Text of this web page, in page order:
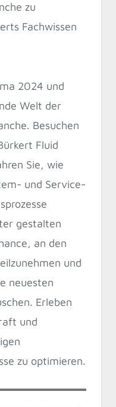
zu
Fachwissen
2024 und
Welt der
Besuchen
Fluid
Sie, wie
und Service-
gestalten
an den
und
neuesten
Erleben
und
zu optimieren.